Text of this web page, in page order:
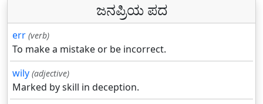
ಜನಪ್ರಿಯ ಪದ
err (verb)
To make a mistake or be incorrect.
wily (adjective)
Marked by skill in deception.